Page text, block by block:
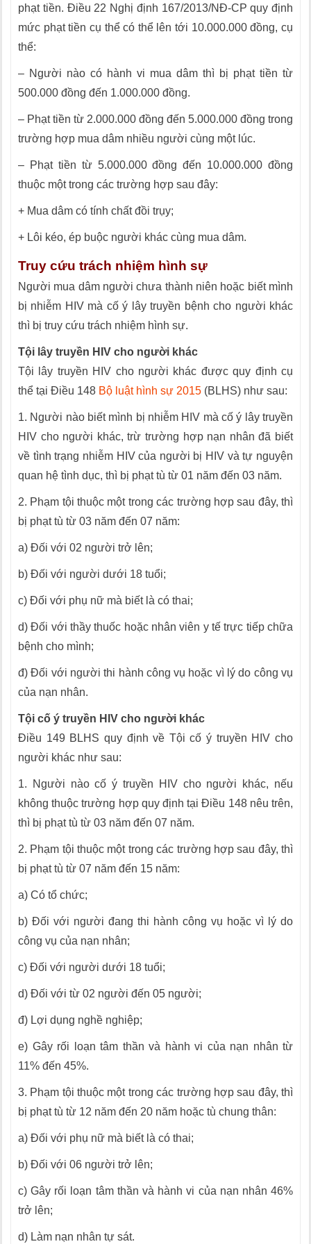
phạt tiền. Điều 22 Nghị định 167/2013/NĐ-CP quy định
mức phạt tiền cụ thể có thể lên tới 10.000.000 đồng, cụ
thể:
– Người nào có hành vi mua dâm thì bị phạt tiền từ
500.000 đồng đến 1.000.000 đồng.
– Phạt tiền từ 2.000.000 đồng đến 5.000.000 đồng trong
trường hợp mua dâm nhiều người cùng một lúc.
– Phạt tiền từ 5.000.000 đồng đến 10.000.000 đồng
thuộc một trong các trường hợp sau đây:
+ Mua dâm có tính chất đồi trụy;
+ Lôi kéo, ép buộc người khác cùng mua dâm.
Truy cứu trách nhiệm hình sự
Người mua dâm người chưa thành niên hoặc biết mình
bị nhiễm HIV mà cố ý lây truyền bệnh cho người khác
thì bị truy cứu trách nhiệm hình sự.
Tội lây truyền HIV cho người khác
Tội lây truyền HIV cho người khác được quy định cụ
thể tại Điều 148 Bộ luật hình sự 2015 (BLHS) như sau:
1. Người nào biết mình bị nhiễm HIV mà cố ý lây truyền
HIV cho người khác, trừ trường hợp nạn nhân đã biết
về tình trạng nhiễm HIV của người bị HIV và tự nguyện
quan hệ tình dục, thì bị phạt tù từ 01 năm đến 03 năm.
2. Phạm tội thuộc một trong các trường hợp sau đây, thì
bị phạt tù từ 03 năm đến 07 năm:
a) Đối với 02 người trở lên;
b) Đối với người dưới 18 tuổi;
c) Đối với phụ nữ mà biết là có thai;
d) Đối với thầy thuốc hoặc nhân viên y tế trực tiếp chữa
bệnh cho mình;
đ) Đối với người thi hành công vụ hoặc vì lý do công vụ
của nạn nhân.
Tội cố ý truyền HIV cho người khác
Điều 149 BLHS quy định về Tội cố ý truyền HIV cho
người khác như sau:
1. Người nào cố ý truyền HIV cho người khác, nếu
không thuộc trường hợp quy định tại Điều 148 nêu trên,
thì bị phạt tù từ 03 năm đến 07 năm.
2. Phạm tội thuộc một trong các trường hợp sau đây, thì
bị phạt tù từ 07 năm đến 15 năm:
a) Có tổ chức;
b) Đối với người đang thi hành công vụ hoặc vì lý do
công vụ của nạn nhân;
c) Đối với người dưới 18 tuổi;
d) Đối với từ 02 người đến 05 người;
đ) Lợi dụng nghề nghiệp;
e) Gây rối loạn tâm thần và hành vi của nạn nhân từ
11% đến 45%.
3. Phạm tội thuộc một trong các trường hợp sau đây, thì
bị phạt tù từ 12 năm đến 20 năm hoặc tù chung thân:
a) Đối với phụ nữ mà biết là có thai;
b) Đối với 06 người trở lên;
c) Gây rối loạn tâm thần và hành vi của nạn nhân 46%
trở lên;
d) Làm nạn nhân tự sát.